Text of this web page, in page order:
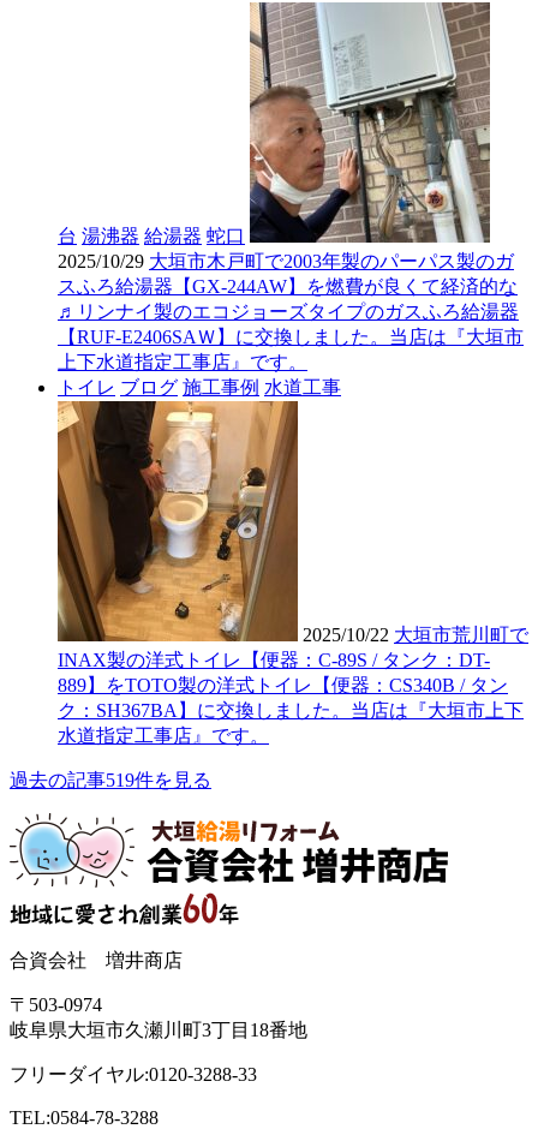
台 湯沸器 給湯器 蛇口
2025/10/29 大垣市木戸町で2003年製のパーパス製のガ
スふろ給湯器【GX-244AW】を燃費が良くて経済的な
♬リンナイ製のエコジョーズタイプのガスふろ給湯器
【RUF-E2406SAＷ】に交換しました。当店は『大垣市
上下水道指定工事店』です。
トイレ ブログ 施工事例 水道工事
2025/10/22 大垣市荒川町で
INAX製の洋式トイレ【便器：C-89S / タンク：DT-
889】をTOTO製の洋式トイレ【便器：CS340B / タン
ク：SH367BA】に交換しました。当店は『大垣市上下
水道指定工事店』です。
過去の記事519件を見る
合資会社 増井商店
〒503-0974
岐阜県大垣市久瀬川町3丁目18番地
フリーダイヤル:0120-3288-33
TEL:0584-78-3288